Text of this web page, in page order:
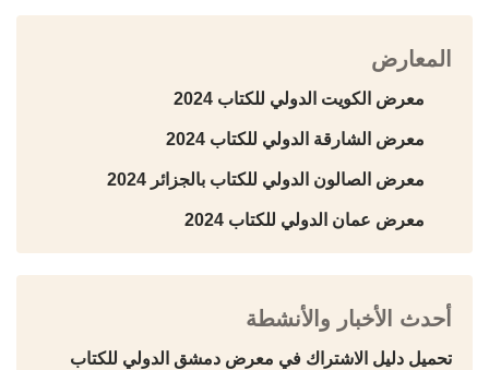
المعارض
معرض الكويت الدولي للكتاب 2024
معرض الشارقة الدولي للكتاب 2024
معرض الصالون الدولي للكتاب بالجزائر 2024
معرض عمان الدولي للكتاب 2024
أحدث الأخبار والأنشطة
تحميل دليل الاشتراك في معرض دمشق الدولي للكتاب